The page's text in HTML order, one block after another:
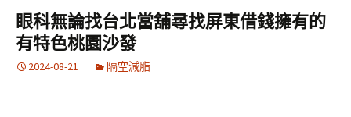
容
鍵
字:
眼科無論找台北當舖尋找屏東借錢擁有的
有特色桃園沙發
2024-08-21 隔空減脂